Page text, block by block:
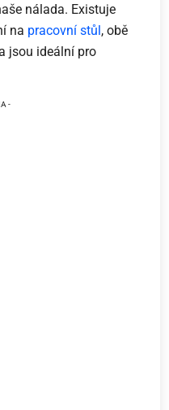
nálada. Existuje
na pracovní stůl, obě
jsou ideální pro